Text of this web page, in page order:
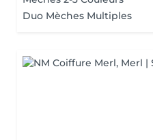
Duo Mèches Multiples